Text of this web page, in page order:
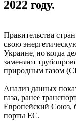
2022 году.
Правительства
свою
Украине, но когда
заменяют
природным газом
Анализ данных
газа, ранее
Европейский Союз,
порты ЕС.